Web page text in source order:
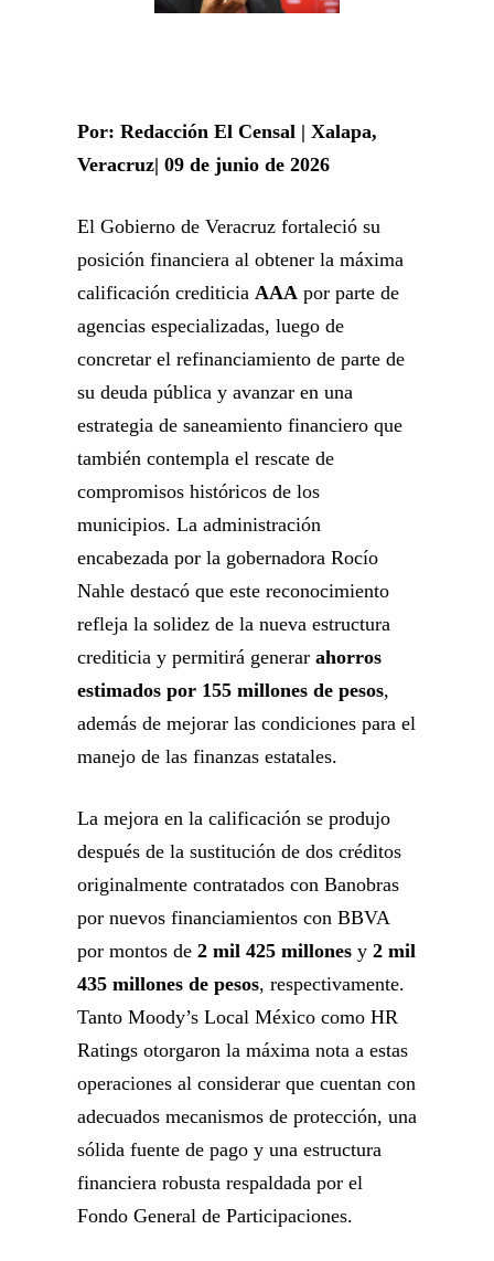
Por: Redacción El Censal | Xalapa,
Veracruz| 09 de junio de 2026
El Gobierno de Veracruz fortaleció su
posición financiera al obtener la máxima
calificación crediticia AAA por parte de
agencias especializadas, luego de
concretar el refinanciamiento de parte de
su deuda pública y avanzar en una
estrategia de saneamiento financiero que
también contempla el rescate de
compromisos históricos de los
municipios. La administración
encabezada por la gobernadora Rocío
Nahle destacó que este reconocimiento
refleja la solidez de la nueva estructura
crediticia y permitirá generar ahorros
estimados por 155 millones de pesos,
además de mejorar las condiciones para el
manejo de las finanzas estatales.
La mejora en la calificación se produjo
después de la sustitución de dos créditos
originalmente contratados con Banobras
por nuevos financiamientos con BBVA
por montos de 2 mil 425 millones y 2 mil
435 millones de pesos, respectivamente.
Tanto Moody’s Local México como HR
Ratings otorgaron la máxima nota a estas
operaciones al considerar que cuentan con
adecuados mecanismos de protección, una
sólida fuente de pago y una estructura
financiera robusta respaldada por el
Fondo General de Participaciones.